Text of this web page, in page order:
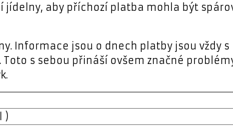
aby příchozí platba mohla být
Informace jsou o dnech platby jsou vždy s
s sebou přináší ovšem značné
)